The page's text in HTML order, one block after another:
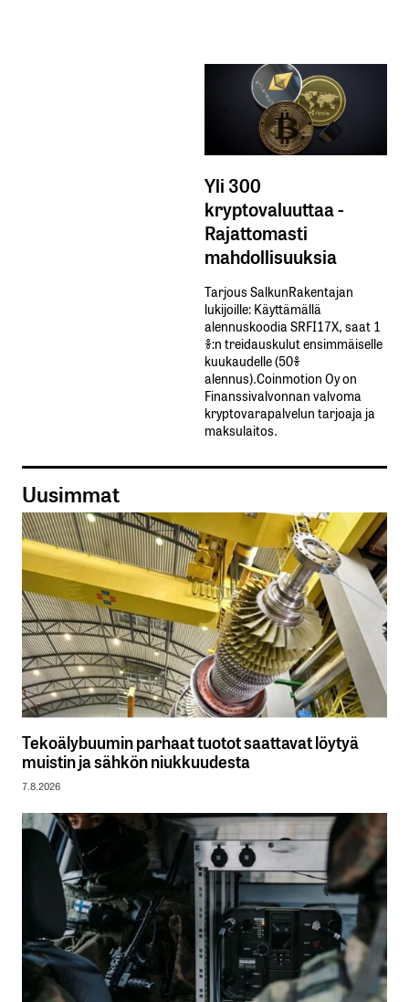
Yli 300
kryptovaluuttaa -
Rajattomasti
mahdollisuuksia
Tarjous SalkunRakentajan
lukijoille: Käyttämällä​ ​
alennuskoodia​ ​SRFI17X,​ ​saat​ ​1
%:n treidauskulut​ ​ensimmäiselle​ ​
kuukaudelle​ ​(50%​ ​
alennus).Coinmotion Oy on
Finanssivalvonnan valvoma
kryptovarapalvelun tarjoaja ja
maksulaitos.
Uusimmat
Tekoälybuumin parhaat tuotot saattavat löytyä
muistin ja sähkön niukkuudesta
7.8.2026